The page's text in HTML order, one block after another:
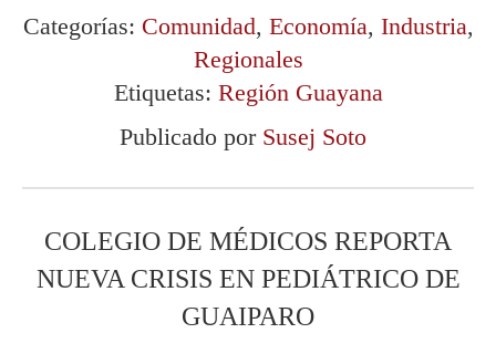
Categorías: Comunidad, Economía, Industria,
Regionales
Etiquetas: Región Guayana
Publicado por Susej Soto
COLEGIO DE MÉDICOS REPORTA
NUEVA CRISIS EN PEDIÁTRICO DE
GUAIPARO